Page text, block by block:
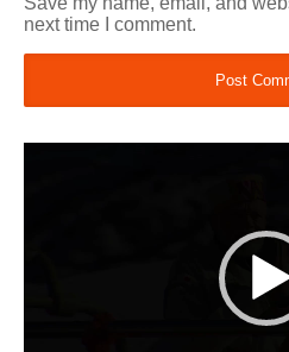
next time I comment.